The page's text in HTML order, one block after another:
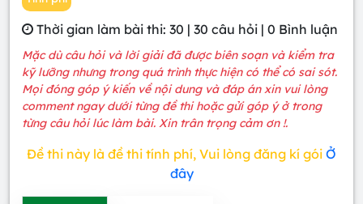
Thời gian làm bài thi: 30 | 30 câu hỏi | 0 Bình luận
Mặc dù câu hỏi và lời giải đã được biên soạn và kiểm tra
kỹ lưỡng nhưng trong quá trình thực hiện có thể có sai sót.
Mọi đóng góp ý kiến về nội dung và đáp án xin vui lòng
comment ngay dưới từng đề thi hoặc gửi góp ý ở trong
từng câu hỏi lúc làm bài. Xin trân trọng cảm ơn !.
Đề thi này là đề thi tính phí, Vui lòng đăng kí gói Ở
đây